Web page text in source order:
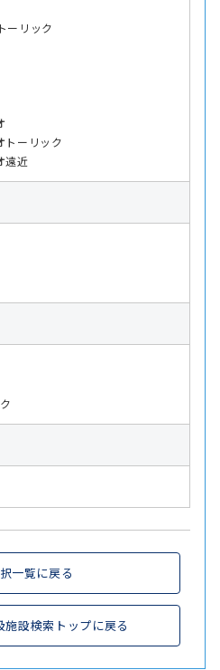
ーリック
トーリック
遠近
一覧に戻る
施設検索トップに戻る